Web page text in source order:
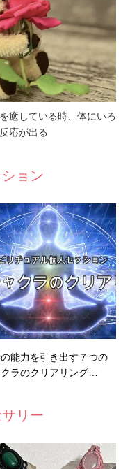
癒している時、体にいろ
応が出る
ョン
能力を引き出す７つの
ラのクリアリング…
リー